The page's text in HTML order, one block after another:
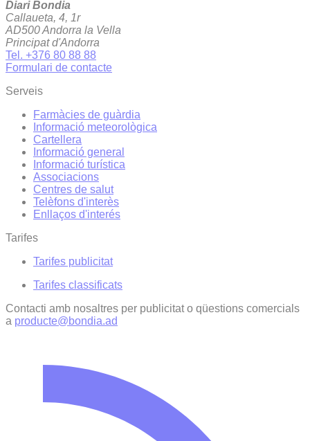
Diari Bondia
Callaueta, 4, 1r
AD500 Andorra la Vella
Principat d'Andorra
Tel. +376 80 88 88
Formulari de contacte
Serveis
Farmàcies de guàrdia
Informació meteorològica
Cartellera
Informació general
Informació turística
Associacions
Centres de salut
Telèfons d'interès
Enllaços d'interés
Tarifes
Tarifes publicitat
Tarifes classificats
Contacti amb nosaltres per publicitat o qüestions comercials
a producte@bondia.ad